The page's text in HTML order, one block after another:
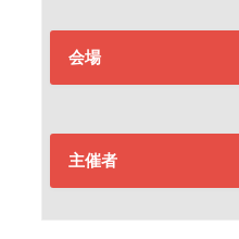
会場
主催者